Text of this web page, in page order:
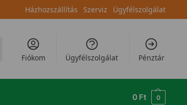
Házhozszállítás Szerviz Ügyfélszolgálat
Fiókom Ügyfélszolgálat Pénztár
0 Ft 0